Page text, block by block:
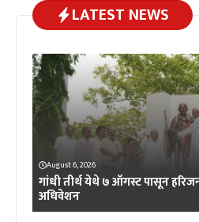
LATEST NEWS
August 6, 2026
गांधी तीर्थ येथे ७ ऑगस्ट पासून
अधिवेशन